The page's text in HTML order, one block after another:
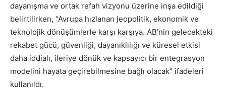
dayanışma ve ortak refah vizyonu üzerine inşa edildiği
belirtilirken, “Avrupa hızlanan jeopolitik, ekonomik ve
teknolojik dönüşümlerle karşı karşıya. AB’nin gelecekteki
rekabet gücü, güvenliği, dayanıklılığı ve küresel etkisi
daha iddialı, ileriye dönük ve kapsayıcı bir entegrasyon
modelini hayata geçirebilmesine bağlı olacak” ifadeleri
kullanıldı.